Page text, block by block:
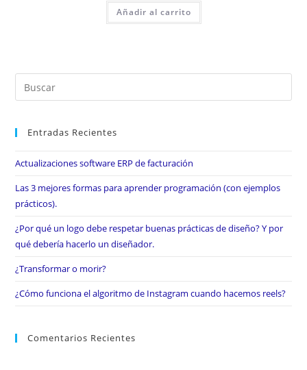
Añadir al carrito
Entradas Recientes
Actualizaciones software ERP de facturación
Las 3 mejores formas para aprender programación (con ejemplos
prácticos).
¿Por qué un logo debe respetar buenas prácticas de diseño? Y por
qué debería hacerlo un diseñador.
¿Transformar o morir?
¿Cómo funciona el algoritmo de Instagram cuando hacemos reels?
Comentarios Recientes